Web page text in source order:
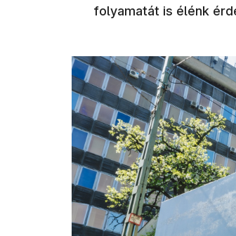
folyamatát is élénk